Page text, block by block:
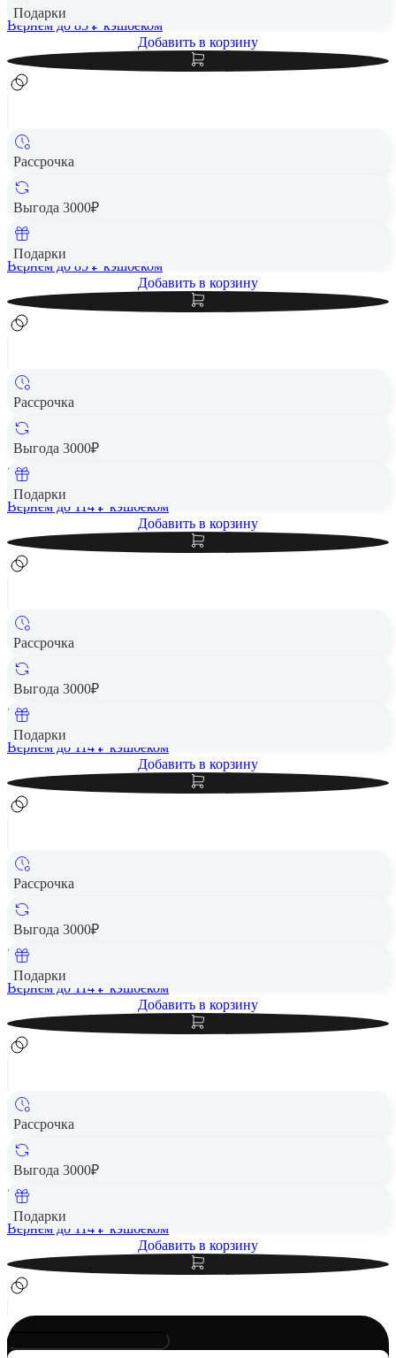
Подарки
Вернем до 85 ₽ кэшбеком
Добавить в корзину
Рассрочка
Выгода 3000₽
Подарки
Чехол защитный VLP Moon Case с MagSafe для Samsung
4 264 ₽
Вернем до 85 ₽ кэшбеком
Добавить в корзину
Рассрочка
Выгода 3000₽
Подарки
Чехол защитный VLP Aster Case с MagSafe для Samsung
5 692 ₽
Вернем до 114 ₽ кэшбеком
Добавить в корзину
Рассрочка
Выгода 3000₽
Подарки
Чехол защитный VLP Aster Case с MagSafe для Samsung
5 692 ₽
Вернем до 114 ₽ кэшбеком
Добавить в корзину
Рассрочка
Выгода 3000₽
Подарки
Чехол защитный VLP Aster Case с MagSafe для Samsung
5 692 ₽
Вернем до 114 ₽ кэшбеком
Добавить в корзину
Рассрочка
Выгода 3000₽
Подарки
Чехол защитный VLP Aster Case с MagSafe для Samsung
5 692 ₽
Вернем до 114 ₽ кэшбеком
Добавить в корзину